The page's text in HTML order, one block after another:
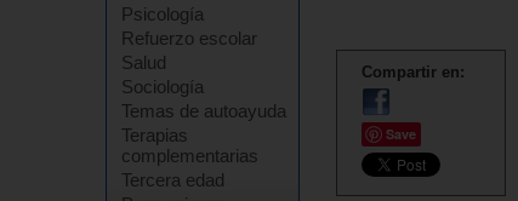
Psicología
Refuerzo escolar
Salud
Sociología
Temas de autoayuda
Terapias
complementarias
Tercera edad
Compartir en:
Save